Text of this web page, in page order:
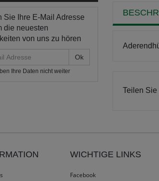
Sie Ihre E-Mail Adresse
die neuesten
von uns zu hören
Ihre Daten nicht weiter
Teilen Sie
WICHTIGE LINKS
Facebook